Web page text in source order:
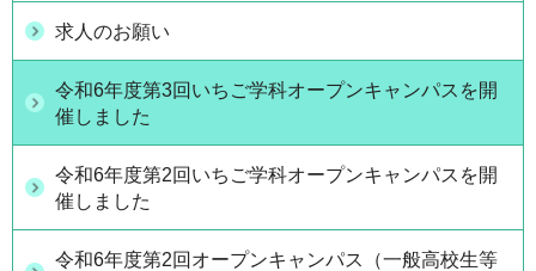
求人のお願い
令和6年度第3回いちご学科オープンキャンパスを開
催しました
令和6年度第2回いちご学科オープンキャンパスを開
催しました
令和6年度第2回オープンキャンパス（一般高校生等